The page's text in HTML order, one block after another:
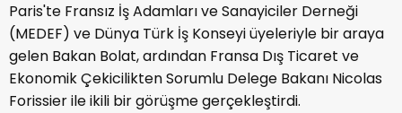
Paris'te Fransız İş Adamları ve Sanayiciler Derneği
(MEDEF) ve Dünya Türk İş Konseyi üyeleriyle bir araya
gelen Bakan Bolat, ardından Fransa Dış Ticaret ve
Ekonomik Çekicilikten Sorumlu Delege Bakanı Nicolas
Forissier ile ikili bir görüşme gerçekleştirdi.